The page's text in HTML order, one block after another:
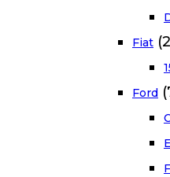
Fiat
Ford